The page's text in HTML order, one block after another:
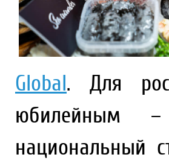
Global. Для
юбилейным
национальный